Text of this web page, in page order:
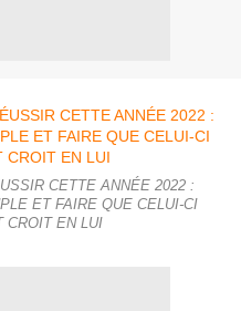
CETTE ANNÉE 2022 :
ET FAIRE QUE CELUI-CI
CROIT EN LUI